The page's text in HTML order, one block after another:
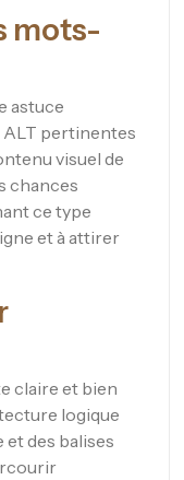
mots-
astuce
ALT pertinentes
visuel de
chances
ce type
et à attirer
claire et bien
logique
des balises